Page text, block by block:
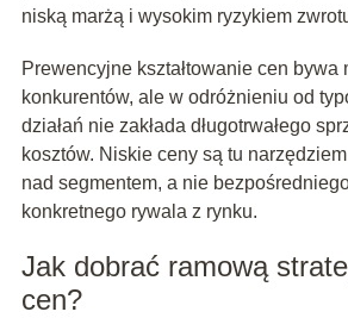
niską marżą i wysokim ryzykiem
Prewencyjne kształtowanie cen bywa
konkurentów, ale w odróżnieniu od
działań nie zakłada długotrwałego
kosztów. Niskie ceny są tu
nad segmentem, a nie
konkretnego rywala z rynku.
Jak dobrać ramową
cen?